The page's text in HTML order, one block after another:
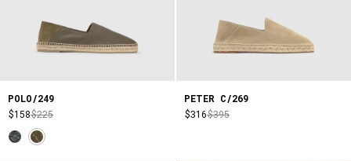
POLO/249
$158$225
PETER C/269
$316$395